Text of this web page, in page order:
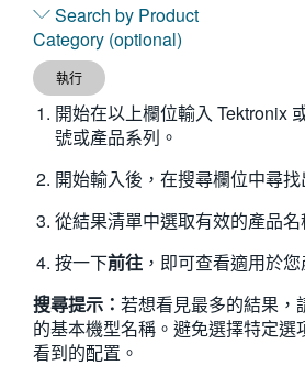
2
or
for
Search by Product
Category (optional)
執行
開始在以上欄位輸入 Tektronix
號或產品系列。
開始輸入後，在搜尋欄位中尋找
從結果清單中選取有效的產品名
按一下前往 ，即可查看適用於
搜尋提示： 若想看見最多的結果，
的基本機型名稱。避免選擇特定選
看到的配置。